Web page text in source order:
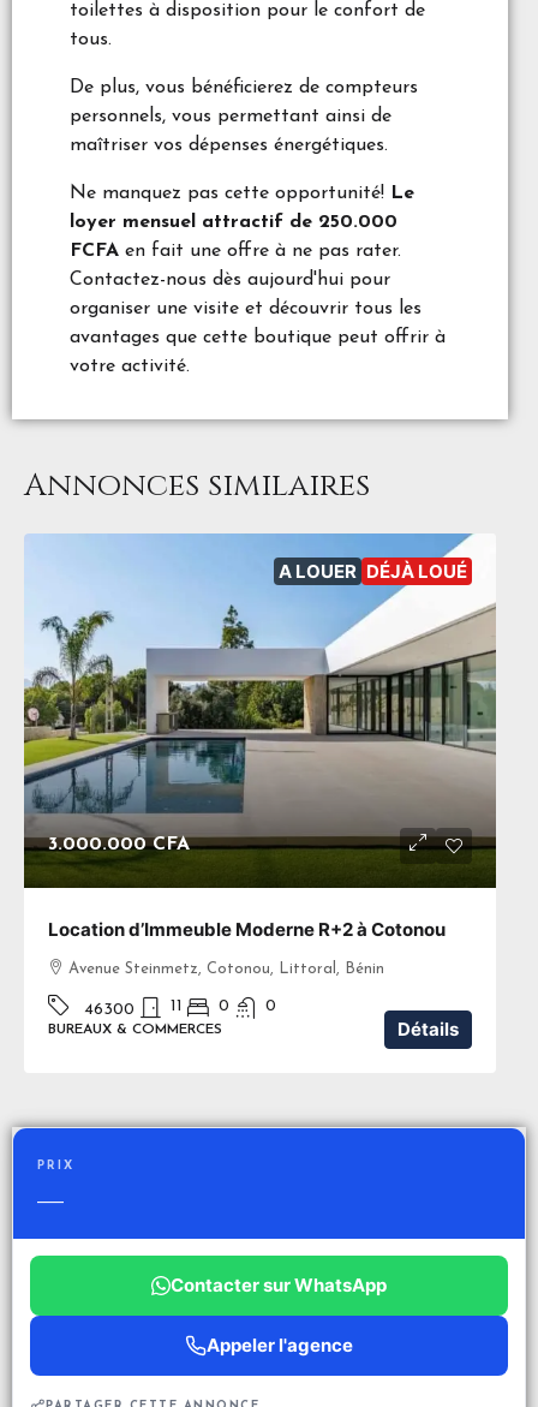
toilettes à disposition pour le confort de
tous.
De plus, vous bénéficierez de compteurs
personnels, vous permettant ainsi de
maîtriser vos dépenses énergétiques.
Ne manquez pas cette opportunité! Le
loyer mensuel attractif de 250.000
FCFA en fait une offre à ne pas rater.
Contactez-nous dès aujourd'hui pour
organiser une visite et découvrir tous les
avantages que cette boutique peut offrir à
votre activité.
Annonces similaires
A LOUER DÉJÀ LOUÉ
3.000.000 CFA
Location d’Immeuble Moderne R+2 à Cotonou
Avenue Steinmetz, Cotonou, Littoral, Bénin
46300 11 0 0
BUREAUX & COMMERCES Détails
PRIX
—
Contacter sur WhatsApp
Appeler l'agence